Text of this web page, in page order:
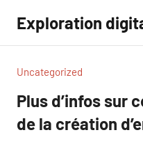
contenu
Exploration
Uncategorized
Plus d’infos sur
de la création